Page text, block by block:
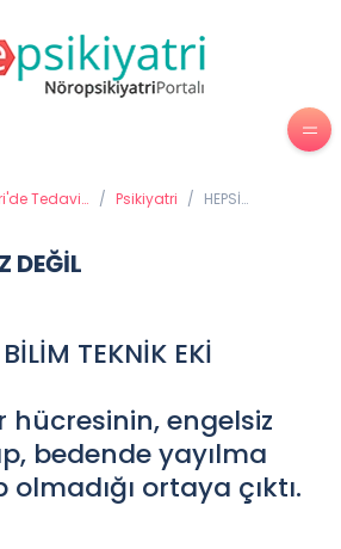
Tedavi
/ Psikiyatri / HEPSİ
DEĞİL
TEKNİK EKİ
hücresinin, engelsiz
bedende yayılma
ortaya çıktı.